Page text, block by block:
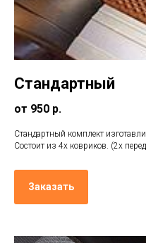
Стандартный
от 950 р.
Стандартный комплект
Состоит из 4х ковриков. (2х
Заказать